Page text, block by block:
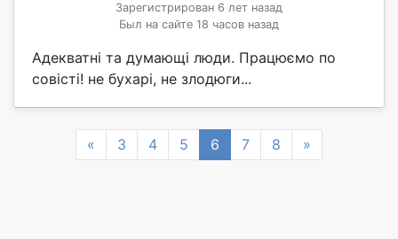
Зарегистрирован 6 лет назад
Был на сайте 18 часов назад
Адекватні та думающі люди. Працюємо по
совісті! не бухарі, не злодюги...
« Previous
3 4 5 6 7 8 »